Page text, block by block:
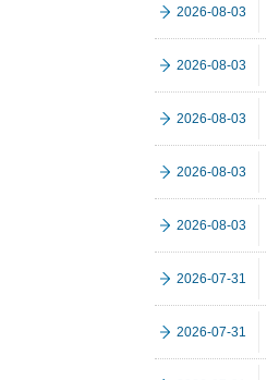
2026-08-03
2026-08-03
2026-08-03
2026-08-03
2026-08-03
2026-07-31
2026-07-31